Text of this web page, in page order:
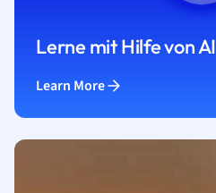
Lerne mit Hilfe von AI
Learn More